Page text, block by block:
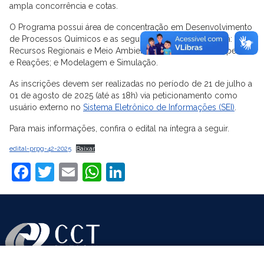
ampla concorrência e cotas.
O Programa possui área de concentração em Desenvolvimento
de Processos Químicos e as seguintes linhas de pesquisa:
Recursos Regionais e Meio Ambiente; Fenômenos de Superfície
e Reações; e Modelagem e Simulação.
As inscrições devem ser realizadas no período de 21 de julho a
01 de agosto de 2025 (até as 18h) via peticionamento como
usuário externo no Sistema Eletrônico de Informações (SEI)
Para mais informações, confira o edital na íntegra a seguir.
edital-prpg-42-2025 Baixar
Facebook
Twitter
EmailWhatsApp